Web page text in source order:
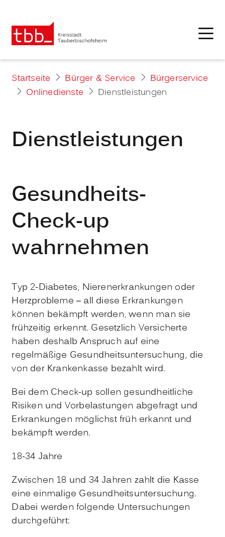
Startseite Bürger & Service
Bürgerservice
Onlinedienste
Dienstleistungen
Dienstleistungen
Gesundheits-
Check-up
wahrnehmen
Typ 2-Diabetes, Nierenerkrankungen oder
Herzprobleme – all diese Erkrankungen
können bekämpft werden, wenn man sie
frühzeitig erkennt. Gesetzlich Versicherte
haben deshalb Anspruch auf eine
regelmäßige Gesundheitsuntersuchung, die
von der Krankenkasse bezahlt wird.
Bei dem Check-up sollen gesundheitliche
Risiken und Vorbelastungen abgefragt und
Erkrankungen möglichst früh erkannt und
bekämpft werden.
18-34 Jahre
Zwischen 18 und 34 Jahren zahlt die Kasse
eine einmalige Gesundheitsuntersuchung.
Dabei werden folgende Untersuchungen
durchgeführt: